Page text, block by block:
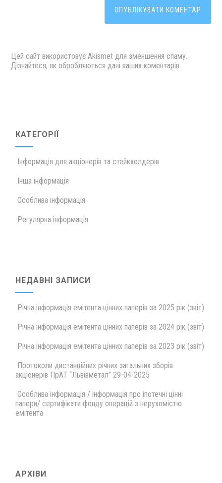
Цей сайт використовує Akismet для зменшення спаму.
Дізнайтеся, як обробляються дані ваших коментарів.
КАТЕГОРІЇ
Інформація для акціонерів та стейкхолдерів
Інша інформація
Особлива інформація
Регулярна інформація
НЕДАВНІ ЗАПИСИ
Річна інформація емітента цінних паперів за 2025 рік (звіт)
Річна інформація емітента цінних паперів за 2024 рік (звіт)
Річна інформація емітента цінних паперів за 2023 рік (звіт)
Протоколи дистанційних річних загальних зборів
акціонерів ПрАТ “Львівметал” 29-04-2025
Особлива інформація / інформація про іпотечні цінні
папери/ сертифікати фонду операцій з нерухомістю
емітента
АРХІВИ